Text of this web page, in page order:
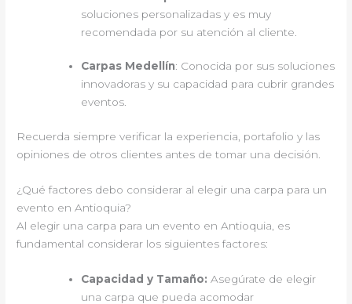
soluciones personalizadas y es muy
recomendada por su atención al cliente.
Carpas Medellín: Conocida por sus soluciones
innovadoras y su capacidad para cubrir grandes
eventos.
Recuerda siempre verificar la experiencia, portafolio y las
opiniones de otros clientes antes de tomar una decisión.
¿Qué factores debo considerar al elegir una carpa para un
evento en Antioquia?
Al elegir una carpa para un evento en Antioquia, es
fundamental considerar los siguientes factores:
Capacidad y Tamaño: Asegúrate de elegir
una carpa que pueda acomodar